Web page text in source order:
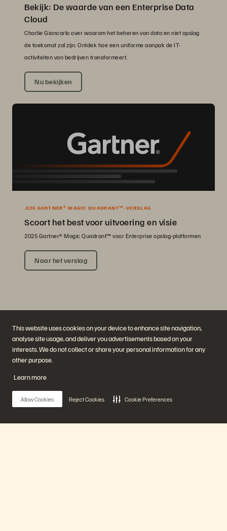
This website uses cookies on your device to enhance site navigation,
analyse site usage, and deliver you advertisements based on your
interests. We do not collect or share your personal information for any
other purpose.
Learn more
Allow Cookies Reject Cookies Cookie Preferences
Bekijk: De waarde van een Enterprise Data
Cloud
Charlie Giancarlo over waarom het beheren van data en niet opslag
de toekomst zal zijn. Ontdek hoe een uniforme aanpak de IT-
activiteiten van bedrijven transformeert.
Nu bekijken
.025 GARTNER® MAGIC QUADRANT™-VERSLAG
Scoort het best voor uitvoering en visie
2025 Gartner® Magic Quadrant™ voor Enterprise opslag-platformen
Naar het verslag
Bedrijf
Duurzaamheid en social
Investeerdersrelaties
Leiderschap
Databases